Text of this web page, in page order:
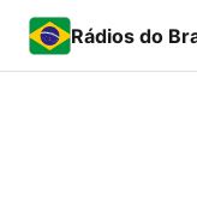
Rádios do